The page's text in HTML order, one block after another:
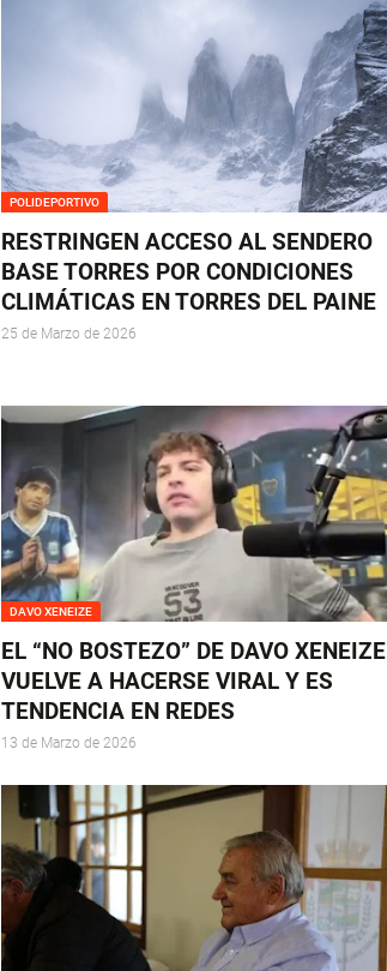
POLIDEPORTIVO
RESTRINGEN ACCESO AL SENDERO
BASE TORRES POR CONDICIONES
CLIMÁTICAS EN TORRES DEL PAINE
25 de Marzo de 2026
DAVO XENEIZE
EL “NO BOSTEZO” DE DAVO XENEIZE
VUELVE A HACERSE VIRAL Y ES
TENDENCIA EN REDES
13 de Marzo de 2026